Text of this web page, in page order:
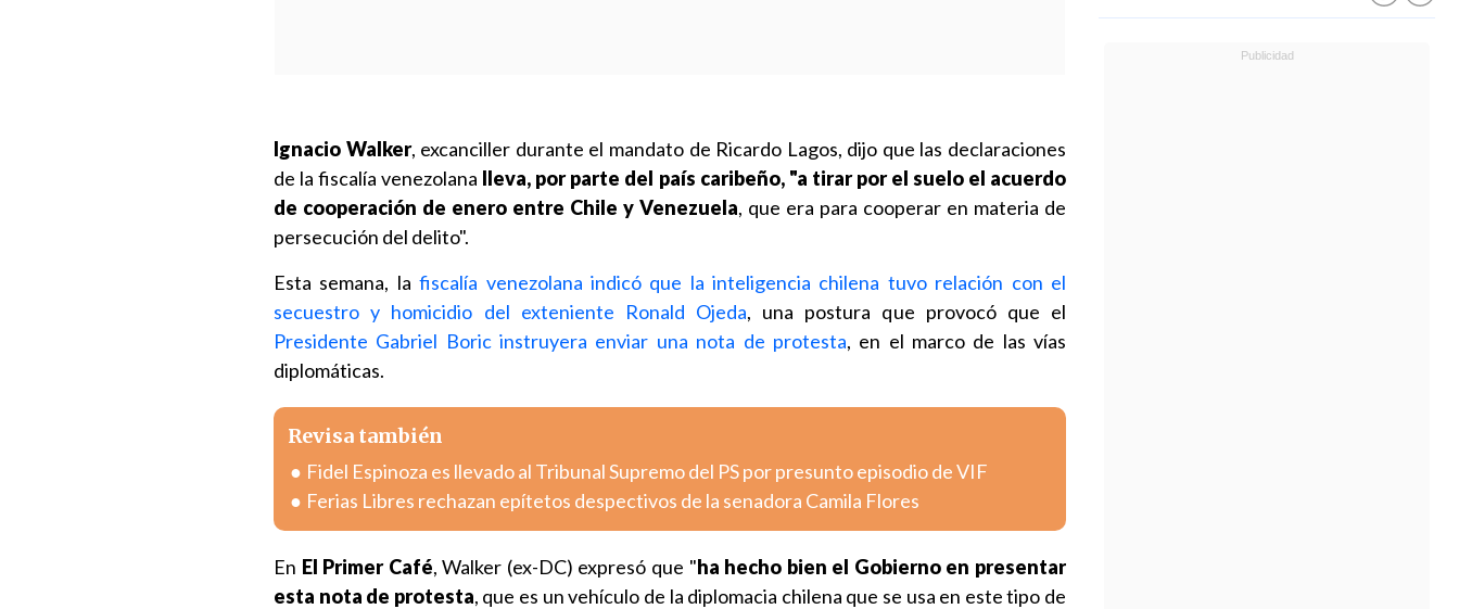
Ignacio Walker, excanciller durante el mandato de Ricardo Lagos, dijo que las declaraciones
de la fiscalía venezolana lleva, por parte del país caribeño, "a tirar por el suelo el acuerdo
de cooperación de enero entre Chile y Venezuela, que era para cooperar en materia de
persecución del delito".
Esta semana, lafiscalía venezolana indicó que la inteligencia chilena tuvo relación con el
secuestro y homicidio del exteniente Ronald Ojeda, una postura que provocó que el
Presidente Gabriel Boric instruyera enviar una nota de protesta, en el marco de las vías
diplomáticas.
Revisa también
Fidel Espinoza es llevado al Tribunal Supremo del PS por presunto episodio de VIF
Ferias Libres rechazan epítetos despectivos de la senadora Camila Flores
En El Primer Café, Walker (ex-DC) expresó que "ha hecho bien el Gobierno en presentar
esta nota de protesta, que es un vehículo de la diplomacia chilena que se usa en este tipo de